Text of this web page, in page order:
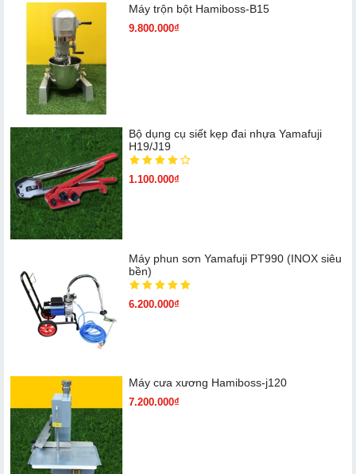
Máy trộn bột Hamiboss-B15
9.800.000₫
Bộ dụng cụ siết kẹp đai nhựa Yamafuji
H19/J19
1.100.000₫
Máy phun sơn Yamafuji PT990 (INOX siêu
bền)
6.200.000₫
Máy cưa xương Hamiboss-j120
7.200.000₫